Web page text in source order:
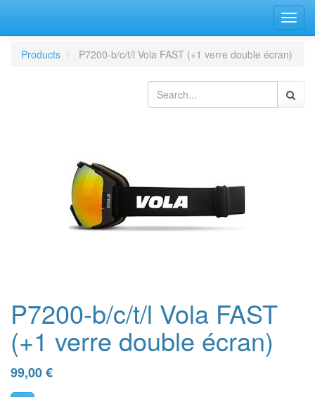
la
Products P7200-b/c/t/l Vola FAST (+1 verre double écran)
P7200-b/c/t/l Vola FAST
(+1 verre double écran)
99,00€